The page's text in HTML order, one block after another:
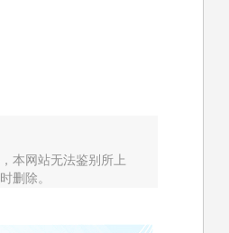
本网站无法鉴别所上
删除。